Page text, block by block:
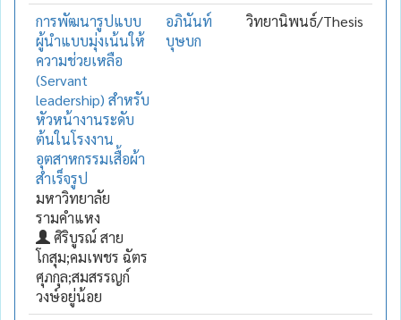
การพัฒนารูปแบบ
ผู้นำแบบมุ่งเน้นให้
ความช่วยเหลือ
(Servant
leadership) สำหรับ
หัวหน้างานระดับ
ต้นในโรงงาน
อุตสาหกรรมเสื้อผ้า
สำเร็จรูป
มหาวิทยาลัย
รามคำแหง
ศิริบูรณ์ สาย
โกสุม;คมเพชร ฉัตร
ศุภกุล;สมสรรญก์
วงษ์อยู่น้อย
อภินันท์
บุษบก
วิทยานิพนธ์/Thesis